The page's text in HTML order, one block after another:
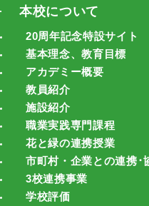
本校について
20周年記念特設サイト
基本理念、教育目標
アカデミー概要
教員紹介
施設紹介
職業実践専門課程
花と緑の連携授業
市町村・企業との連携･
3校連携事業
学校評価